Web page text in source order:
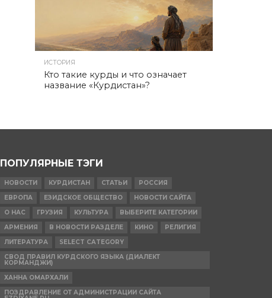
ИСТОРИЯ
Кто такие курды и что означает
название «Курдистан»?
ПОПУЛЯРНЫЕ ТЭГИ
НОВОСТИ КУРДИСТАН СТАТЬИ
РОССИЯ
ЕВРОПА
ЕЗИДСКОЕ ОБЩЕСТВО
НОВОСТИ САЙТА
О НАС
ГРУЗИЯ КУЛЬТУРА
ВЫБЕРИТЕ КАТЕГОРИИ
АРМЕНИЯ
В НОВОСТИ РАЗДЕЛЕ КИНО
РЕЛИГИЯ
ЛИТЕРАТУРА
SELECT CATEGORY
СВОД ПРАВИЛ КУРДСКОГО ЯЗЫКА (ДИАЛЕКТ
КОРМАНДЖИ)
ХАННА ОМАРХАЛИ
ПОЗДРАВЛЕНИЕ ОТ АДМИНИСТРАЦИИ САЙТА